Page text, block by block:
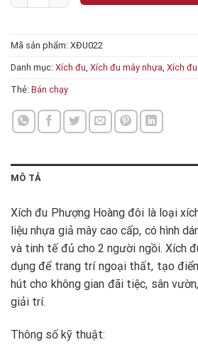
Mã sản phẩm: XĐU022
Danh mục: Xích đu, Xích đu mây nhựa, Xích
Thẻ: Bán chạy
MÔ TẢ
Xích đu Phượng Hoàng đôi là loại
liệu nhựa giả mây cao cấp, có hình
và tinh tế đủ cho 2 người ngồi. Xích
dụng để trang trí ngoại thất, tạo
hút cho không gian đãi tiệc, sân
giải trí.
Thông số kỹ thuật: